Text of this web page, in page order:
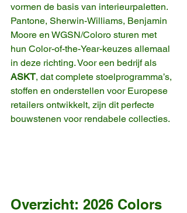
vormen de basis van interieurpaletten.
Pantone, Sherwin-Williams, Benjamin
Moore en WGSN/Coloro sturen met
hun Color-of-the-Year-keuzes allemaal
in deze richting. Voor een bedrijf als
ASKT, dat complete stoelprogramma’s,
stoffen en onderstellen voor Europese
retailers ontwikkelt, zijn dit perfecte
bouwstenen voor rendabele collecties.
Overzicht: 2026 Colors